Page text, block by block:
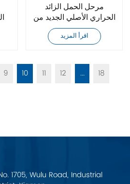
مرحل الحمل الزائد
الحراري الأصلي الجديد من
فوجي TK12B-P24
TK12B-P18
اقرأ المزيد
9 10 11 12 ... 18